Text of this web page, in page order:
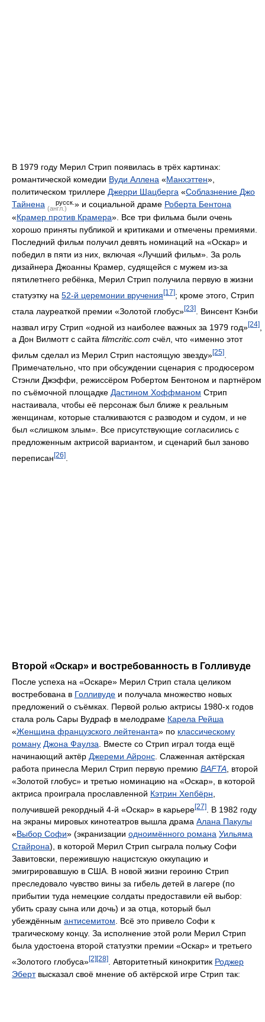
В 1979 году Мерил Стрип появилась в трёх картинах:
романтической комедии Вуди Аллена «Манхэттен»,
политическом триллере Джерри Шацберга «Соблазнение Джо
Тайнена (англ.)
русск. » и социальной драме Роберта Бентона
«Крамер против Крамера». Все три фильма были очень
хорошо приняты публикой и критиками и отмечены премиями.
Последний фильм получил девять номинаций на «Оскар» и
победил в пяти из них, включая «Лучший фильм». За роль
дизайнера Джоанны Крамер, судящейся с мужем из-за
пятилетнего ребёнка, Мерил Стрип получила первую в жизни
статуэтку на 52-й церемонии вручения [17]; кроме этого, Стрип
стала лауреаткой премии «Золотой глобус»[23]
. Винсент Кэнби
назвал игру Стрип «одной из наиболее важных за 1979 год»[24]
а Дон Вилмотт с сайта filmcritic.com счёл, что «именно этот
фильм сделал из Мерил Стрип настоящую звезду»[25]
Примечательно, что при обсуждении сценария с продюсером
Стэнли Джэффи, режиссёром Робертом Бентоном и партнёром
по съёмочной площадке Дастином Хоффманом Стрип
настаивала, чтобы её персонаж был ближе к реальным
женщинам, которые сталкиваются с разводом и судом, и не
был «слишком злым». Все присутствующие согласились с
предложенным актрисой вариантом, и сценарий был заново
переписан[26]
Второй «Оскар» и востребованность в Голливуде
После успеха на «Оскаре» Мерил Стрип стала целиком
востребована в Голливуде и получала множество новых
предложений о съёмках. Первой ролью актрисы 1980-х годов
стала роль Сары Вудраф в мелодраме Карела Рейша
«Женщина французского лейтенанта» по классическому
роману Джона Фаулза . Вместе со Стрип играл тогда ещё
начинающий актёр Джереми Айронс . Слаженная актёрская
работа принесла Мерил Стрип первую премию BAFTA , второй
«Золотой глобус» и третью номинацию на «Оскар», в которой
актриса проиграла прославленной Кэтрин Хепбёрн
получившей рекордный 4-й «Оскар» в карьере[27]
. В 1982 году
на экраны мировых кинотеатров вышла драма Алана Пакулы
«Выбор Софи» (экранизации одноимённого романа Уильяма
Стайрона), в которой Мерил Стрип сыграла польку Софи
Завитовски, пережившую нацистскую оккупацию и
эмигрировавшую в США. В новой жизни героиню Стрип
преследовало чувство вины за гибель детей в лагере (по
прибытии туда немецкие солдаты предоставили ей выбор:
убить сразу сына или дочь) и за отца, который был
убеждённым антисемитом. Всё это привело Софи к
трагическому концу. За исполнение этой роли Мерил Стрип
была удостоена второй статуэтки премии «Оскар» и третьего
«Золотого глобуса»[2] [28] . Авторитетный кинокритик Роджер
Эбертвысказал своё мнение об актёрской игре Стрип так: